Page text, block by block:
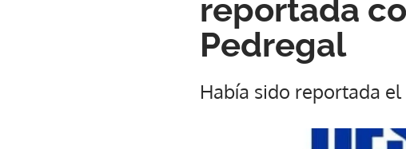
reportada
Pedregal
Había sido reportada